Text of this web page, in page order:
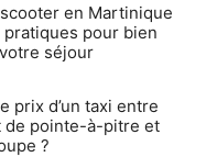
en Martinique
pratiques pour bien
séjour
prix d’un taxi entre
de pointe-à-pitre et
?